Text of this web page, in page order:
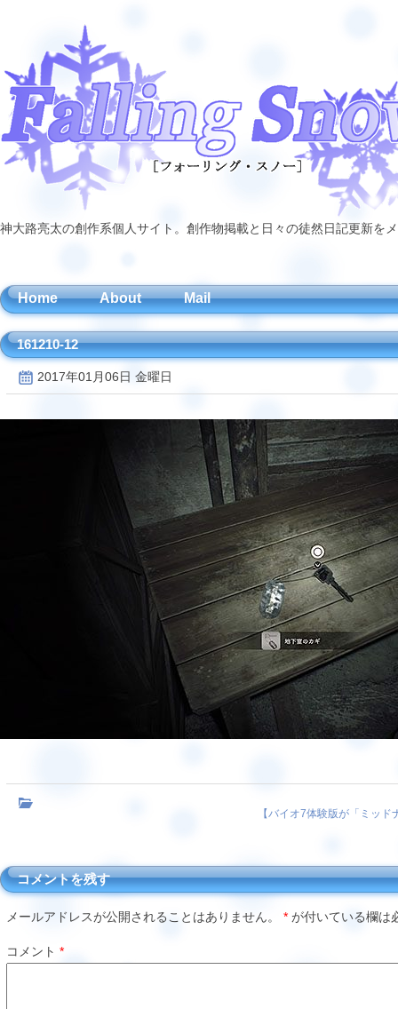
神大路亮太の創作系個人サイト。創作物掲載と日々の徒然日記更新
Home About Mail
161210-12
2017年01月06日 金曜日
【バイオ7体験版が「ミッド
コメントを残す
メールアドレスが公開されることはありません。 * が付いている欄は
コメント *